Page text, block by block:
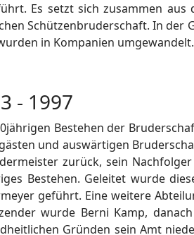
Es setzt sich zusammen
Schützenbruderschaft. In der
in Kompanien
- 1997
Bestehen der
und auswärtigen
zurück, sein
Bestehen. Geleitet wurde
geführt. Eine weitere
wurde Berni Kamp,
Gründen sein Amt